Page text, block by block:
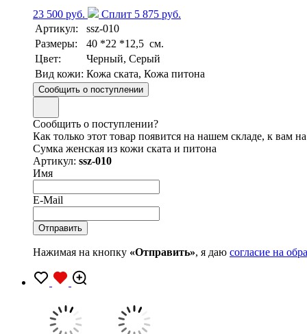
23 500 руб.
Сплит 5 875 руб.
Артикул:
ssz-010
Размеры:
40 *22 *12,5 см.
Цвет:
Черный, Серый
Вид кожи: Кожа ската, Кожа питона
Сообщить о поступлении
Сообщить о поступлении?
Как только этот товар появится на нашем складе, к вам
Сумка женская из кожи ската и питона
Артикул: ssz-010
Имя
E-Mail
Нажимая на кнопку «Отправить», я даю согласие на